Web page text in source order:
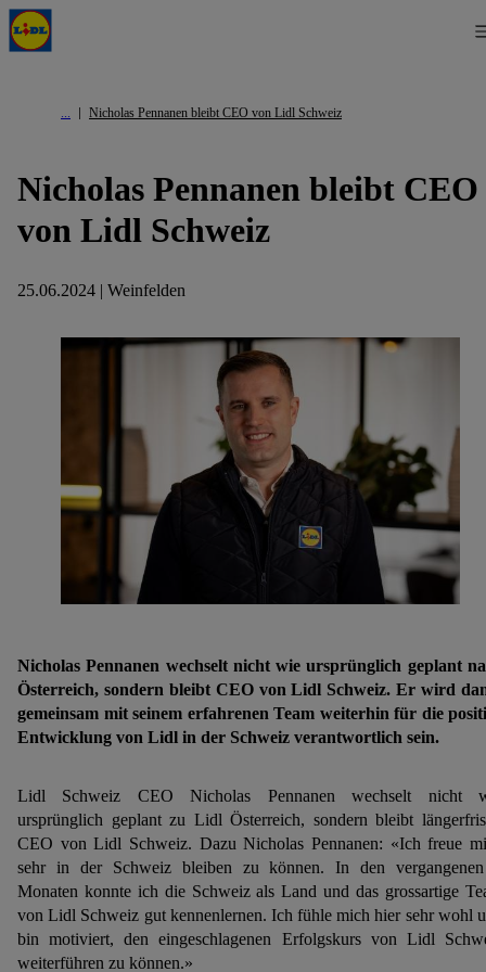
Nicholas Pennanen bleibt CEO von Lidl Schweiz
Nicholas Pennanen bleibt CEO
von Lidl Schweiz
25.06.2024 | Weinfelden
Nicholas Pennanen wechselt nicht wie ursprünglich geplant
Österreich, sondern bleibt CEO von Lidl Schweiz. Er wird
gemeinsam mit seinem erfahrenen Team weiterhin für die
Entwicklung von Lidl in der Schweiz verantwortlich sein.
Lidl Schweiz CEO Nicholas Pennanen wechselt nicht
ursprünglich geplant zu Lidl Österreich, sondern bleibt
CEO von Lidl Schweiz. Dazu Nicholas Pennanen: «Ich freue
sehr in der Schweiz bleiben zu können. In den
Monaten konnte ich die Schweiz als Land und das grossartige
von Lidl Schweiz gut kennenlernen. Ich fühle mich hier sehr wohl
bin motiviert, den eingeschlagenen Erfolgskurs von Lidl
weiterführen zu können.»